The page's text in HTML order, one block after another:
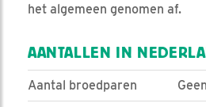
het algemeen genomen af.
AANTALLEN IN
Aantal broedparen